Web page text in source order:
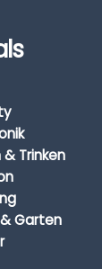
& Trinken
Garten